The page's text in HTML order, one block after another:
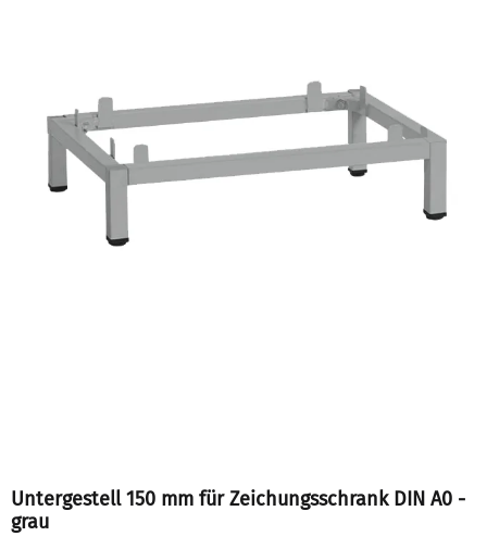
Untergestell 150 mm für Zeichungsschrank DIN A0 -
grau